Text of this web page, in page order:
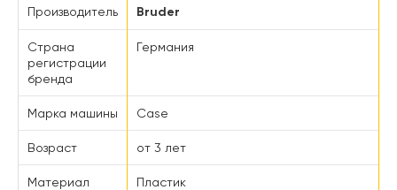
Производитель Bruder
Страна
регистрации
бренда
Германия
Марка машины Case
Возраст от 3 лет
Материал Пластик